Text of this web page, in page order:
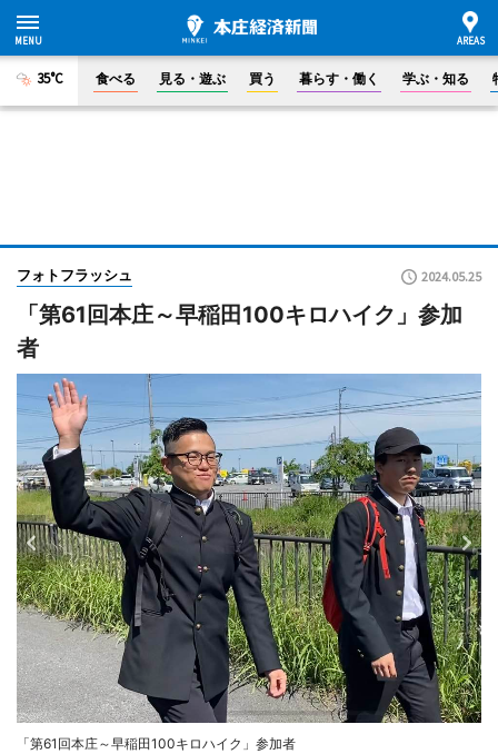
35°C 食べる 見る・遊ぶ 買う 暮らす・働く 学ぶ・知る
フォトフラッシュ 2024.05.25
「第61回本庄～早稲田100キロハイク」参加
者
「第61回本庄～早稲田100キロハイク」参加者